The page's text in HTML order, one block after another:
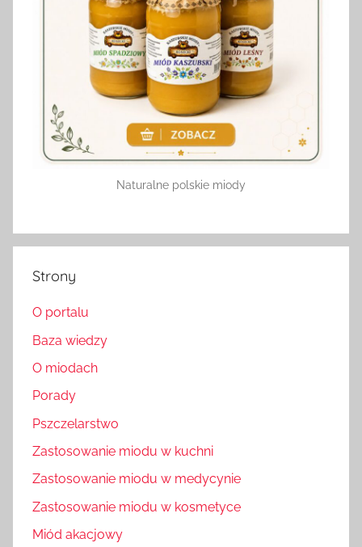
Naturalne polskie miody
Strony
O portalu
Baza wiedzy
O miodach
Porady
Pszczelarstwo
Zastosowanie miodu w kuchni
Zastosowanie miodu w medycynie
Zastosowanie miodu w kosmetyce
Miód akacjowy